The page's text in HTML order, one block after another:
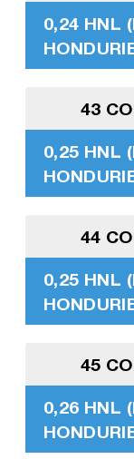
0,24 HNL
43
0,25 HNL
44
0,25 HNL
45
0,26 HNL